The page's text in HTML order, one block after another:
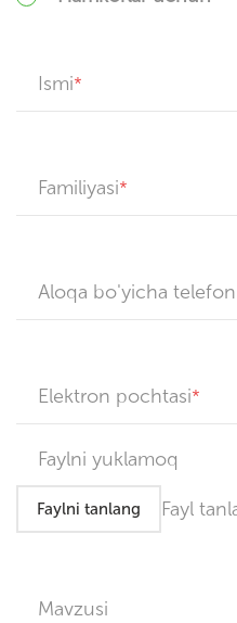
Ismi
Familiyasi
Aloqa bo'yicha
Elektron pochtasi
Faylni yuklamoq
Faylni tanlang Fayl
Mavzusi